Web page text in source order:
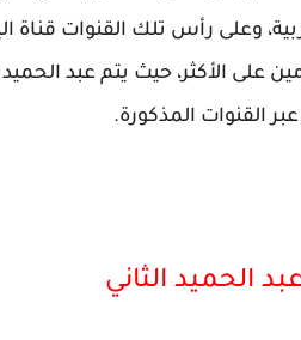
وعلى رأس تلك القنوات
على الأكثر، حيث يتم عبد الحميد
القنوات المذكورة.
الثاني